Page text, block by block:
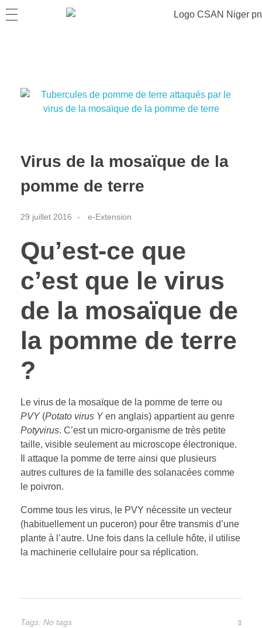
Virus de la mosaïque de la
pomme de terre
29 juillet 2016 e-Extension
Qu’est-ce que
c’est que le virus
de la mosaïque de
la pomme de terre
?
Le virus de la mosaïque de la pomme de terre ou
PVY(Potato virus Yen anglais) appartient au genre
Potyvirus. C’est un micro-organisme de très petite
taille, visible seulement au microscope électronique.
Il attaque la pomme de terre ainsi que plusieurs
autres cultures de la famille des solanacées comme
le poivron.
Comme tous les virus, le PVY nécessite un vecteur
(habituellement un puceron) pour être transmis d’une
plante à l’autre. Une fois dans la cellule hôte, il utilise
la machinerie cellulaire pour sa réplication.
Tags: No tags